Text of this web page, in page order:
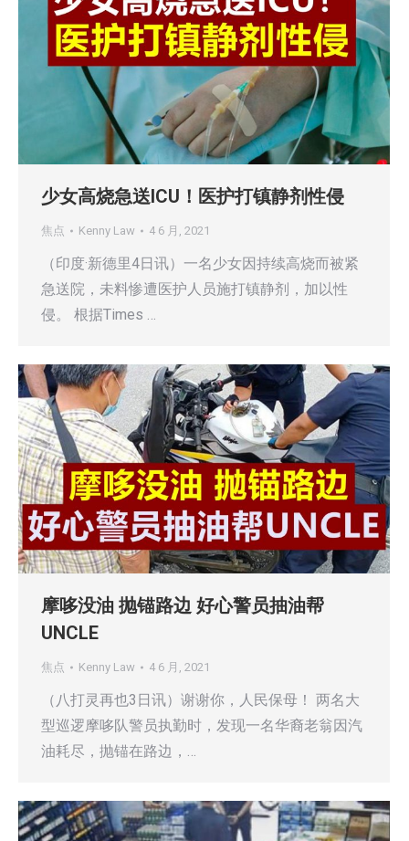
少女高烧急送ICU！医护打镇静剂性侵
焦点 Kenny Law 4 6 月, 2021
（印度·新德里4日讯）一名少女因持续高烧而被紧
急送院，未料惨遭医护人员施打镇静剂，加以性
侵。 根据Times …
摩哆没油 抛锚路边 好心警员抽油帮
UNCLE
焦点 Kenny Law 4 6 月, 2021
（八打灵再也3日讯）谢谢你，人民保母！ 两名大
型巡逻摩哆队警员执勤时，发现一名华裔老翁因汽
油耗尽，抛锚在路边，…